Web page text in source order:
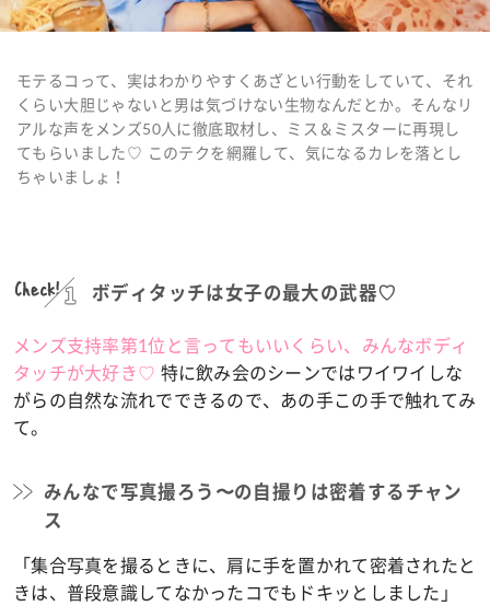
モテるコって、実はわかりやすくあざとい行動をしていて、それ
くらい大胆じゃないと男は気づけない生物なんだとか。そんなリ
アルな声をメンズ50人に徹底取材し、ミス＆ミスターに再現し
てもらいました♡ このテクを網羅して、気になるカレを落とし
ちゃいましょ！
Check! ボディタッチは女子の最大の武器♡
メンズ支持率第1位と言ってもいいくらい、みんなボディ
タッチが大好き♡ 特に飲み会のシーンではワイワイしな
がらの自然な流れでできるので、あの手この手で触れてみ
て。
みんなで写真撮ろう〜の自撮りは密着するチャン
ス
「集合写真を撮るときに、肩に手を置かれて密着されたと
きは、普段意識してなかったコでもドキッとしました」